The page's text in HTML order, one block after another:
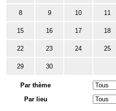
8 9 10 11
15 16 17 18
22 23 24 25
29 30
Par thème
Par lieu